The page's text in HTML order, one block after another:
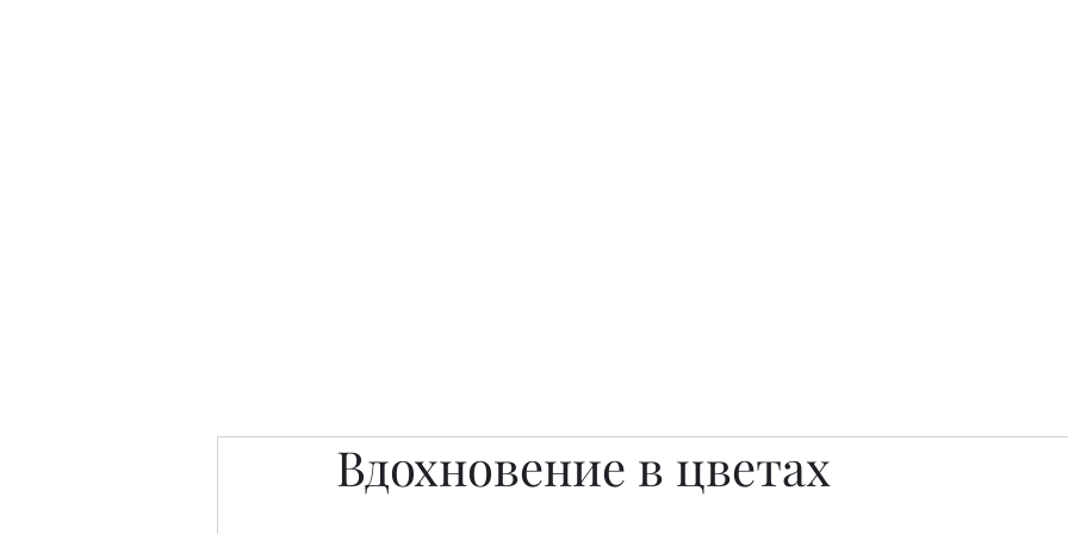
Вдохновение в цветах